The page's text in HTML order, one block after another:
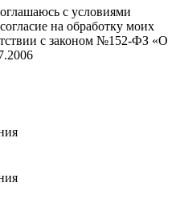
с условиями
на обработку моих
с законом №152-ФЗ «О